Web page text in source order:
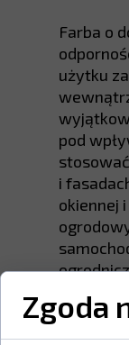
Farba o
użytku
pod
i
okiennej
Farby
Zgoda